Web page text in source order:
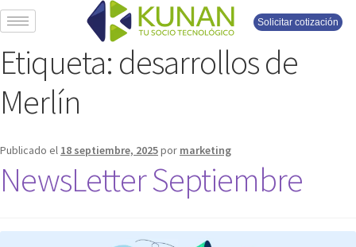
Solicitar cotización
Etiqueta: desarrollos de
Merlín
Publicado el 18 septiembre, 2025por marketing
NewsLetter Septiembre